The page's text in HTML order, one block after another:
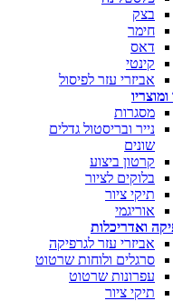
בצק
חימר
דאס
קינטי
אביזרי עזר לפיסול
ומוצריו
מסגרות
נייר ובריסטול גדלים
שונים
קרטון ביצוע
בלוקים לציור
תיקי ציור
אוריגמי
ואדריכלות
אביזרי עזר לגרפיקה
סרגלים ולוחות שרטוט
עפרונות שרטוט
תיקי ציור